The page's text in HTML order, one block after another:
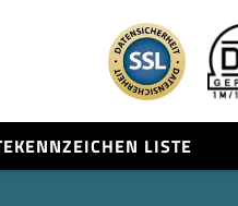
KENNZEICHEN LISTE